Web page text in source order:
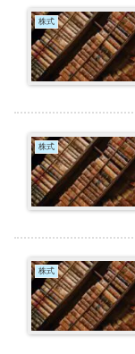
株式
株式
株式